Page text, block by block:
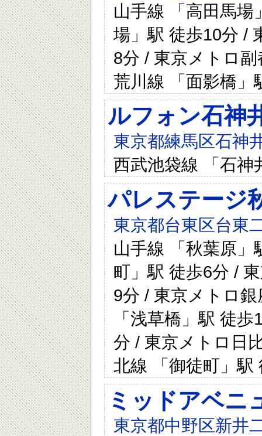
山手線 「高田馬場
場」駅 徒歩10分 /
8分 / 東京メトロ
荒川線 「面影橋」
ルフォン石神
東京都練馬区石神
西武池袋線 「石神
パレステージ
東京都台東区台東
山手線 「秋葉原」
町」駅 徒歩6分 /
9分 / 東京メトロ
「浅草橋」駅 徒
分 / 東京メトロ日
北線 「御徒町」駅
ミッドアベニ
東京都中野区新井